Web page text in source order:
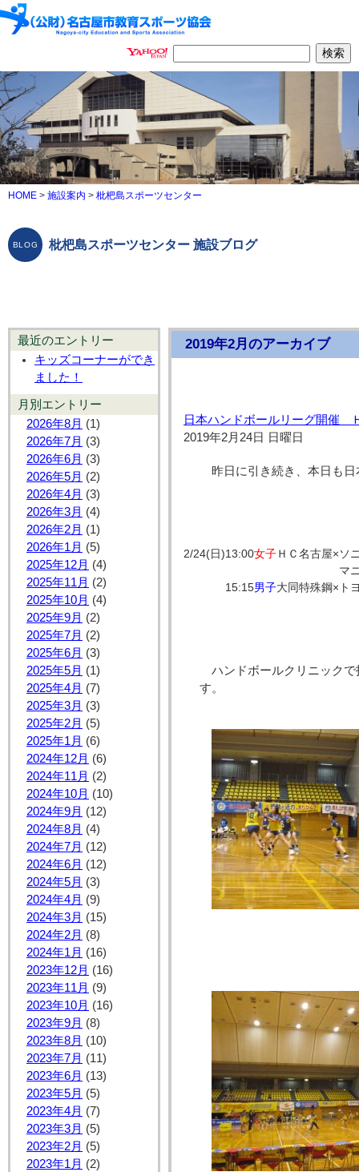
HOME > 施設案内 > 枇杷島スポーツセンター
枇杷島スポーツセンター 施設ブログ
最近のエントリー
キッズコーナーができ
ました！
月別エントリー
2026年8月 (1)
2026年7月 (3)
2026年6月 (3)
2026年5月 (2)
2026年4月 (3)
2026年3月 (4)
2026年2月 (1)
2026年1月 (5)
2025年12月 (4)
2025年11月 (2)
2025年10月 (4)
2025年9月 (2)
2025年7月 (2)
2025年6月 (3)
2025年5月 (1)
2025年4月 (7)
2025年3月 (3)
2025年2月 (5)
2025年1月 (6)
2024年12月 (6)
2024年11月 (2)
2024年10月 (10)
2024年9月 (12)
2024年8月 (4)
2024年7月 (12)
2024年6月 (12)
2024年5月 (3)
2024年4月 (9)
2024年3月 (15)
2024年2月 (8)
2024年1月 (16)
2023年12月 (16)
2023年11月 (9)
2023年10月 (16)
2023年9月 (8)
2023年8月 (10)
2023年7月 (11)
2023年6月 (13)
2023年5月 (5)
2023年4月 (7)
2023年3月 (5)
2023年2月 (5)
2023年1月 (2)
2019年2月のアーカイブ
日本ハンドボールリーグ開催
2019年2月24日 日曜日
昨日に引き続き、本日も
2/24(日)13:00女子ＨＣ名古屋×ソ
マ
15:15男子大同特殊鋼× ト
ハンドボールクリニック
す。